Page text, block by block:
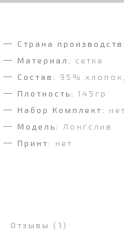
Страна
Материал:
сетка
Состав:
95%
Плотность: 145гр
Набор Комплект:
нет
Модель:
Лонгслив
Принт:
нет
Отзывы (1)